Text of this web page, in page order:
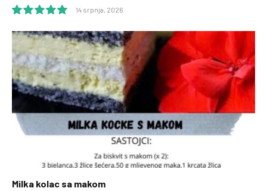
10.0
14 srpnja, 2026
Milka kolac sa makom